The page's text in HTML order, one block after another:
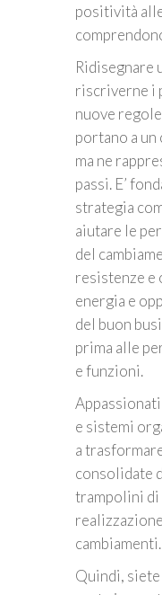
positività
Ridisegnare
riscriverne i
nuove
portano a un
ma ne
passi. E’
strategia
aiutare le
del
resistenze
energia e
del buon
prima alle
e funzioni.
e sistemi
a
consolidate
trampolini di
cambiamenti.
Quindi,